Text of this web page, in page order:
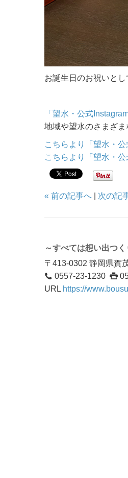
お誕生日のお祝いと
「望水・公式
地域や望水のさまざま
こちらより「望水・
こちらより「望水・
« 前の記事へ 次の記
～すべては想い出つ
〒413-0302 静岡県賀
0557-23-1230
URL https://